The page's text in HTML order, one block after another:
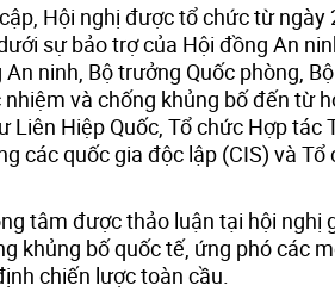
Hội nghị được tổ chức từ
dưới sự bảo trợ của Hội đồng An
ninh, Bộ trưởng Quốc phòng,
và chống khủng bố đến từ
Liên Hiệp Quốc, Tổ chức Hợp tác
các quốc gia độc lập (CIS) và
tâm được thảo luận tại hội
khủng bố quốc tế, ứng phó các
chiến lược toàn cầu.